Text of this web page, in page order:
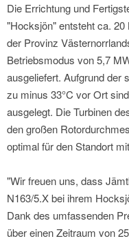
Die Errichtung und
"Hocksjön" entsteht ca.
der Provinz
Betriebsmodus von 5,7
ausgeliefert. Aufgrund der
zu minus 33°C vor Ort
ausgelegt. Die Turbinen
den großen
optimal für den Standort
"Wir freuen uns, dass
N163/5.X bei ihrem
Dank des umfassenden
über einen Zeitraum von